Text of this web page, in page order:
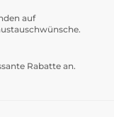
auf
Rabatte an.